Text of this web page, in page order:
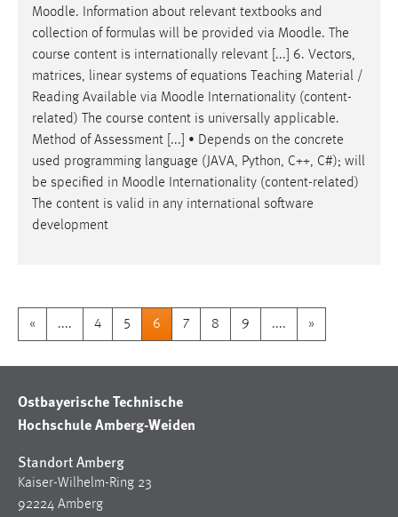
Moodle. Information about relevant textbooks and
collection of formulas will be provided via Moodle. The
course content is internationally relevant [...] 6. Vectors,
matrices, linear systems of equations Teaching Material /
Reading Available via Moodle Internationality (content-
related) The course content is universally applicable.
Method of Assessment [...] • Depends on the concrete
used programming language (JAVA, Python, C++, C#); will
be specified in Moodle Internationality (content-related)
The content is valid in any international software
development
« .... 4 5 6 7 8 9 .... »
Ostbayerische Technische
Hochschule Amberg-Weiden
Standort Amberg
Kaiser-Wilhelm-Ring 23
92224 Amberg